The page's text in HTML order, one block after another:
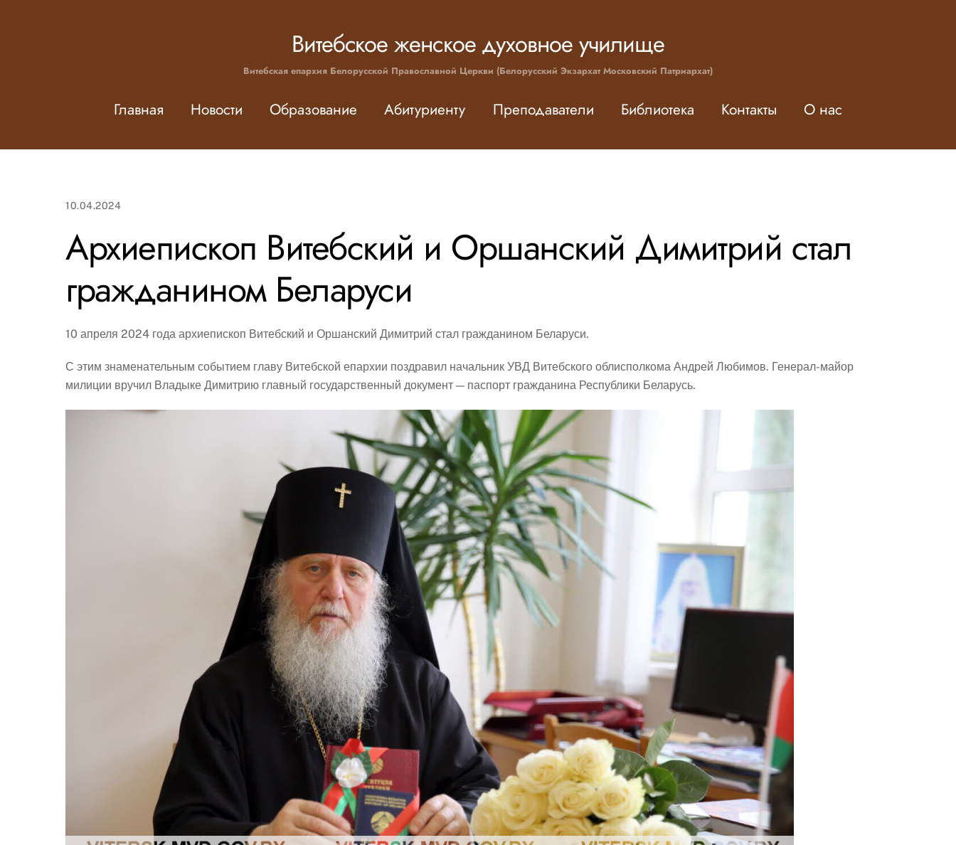
Витебское женское духовное училище
Витебская епархия Белорусской Православной Церкви (Белорусский Экзархат Московский Патриархат)
Главная Новости Образование Абитуриенту Преподаватели Библиотека Контакты О нас
10.04.2024
Архиепископ Витебский и Оршанский Димитрий стал
гражданином Беларуси
10 апреля 2024 года архиепископ Витебский и Оршанский Димитрий стал гражданином Беларуси.
С этим знаменательным событием главу Витебской епархии поздравил начальник УВД Витебского облисполкома Андрей Любимов. Генерал-майор
милиции вручил Владыке Димитрию главный государственный документ — паспорт гражданина Республики Беларусь.